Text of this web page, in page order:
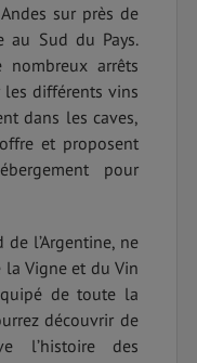
sur près de
au Sud du Pays.
arrêts
différents vins
dans les caves,
et proposent
pour
l’Argentine, ne
la Vigne et du Vin
de toute la
découvrir de
l’histoire des